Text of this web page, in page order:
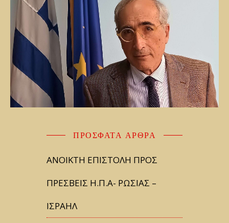
ΠΡΌΣΦΑΤΑ ΆΡΘΡΑ
ΑΝΟΙΚΤΗ ΕΠΙΣΤΟΛΗ ΠΡΟΣ
ΠΡΕΣΒΕΙΣ Η.Π.Α- ΡΩΣΙΑΣ –
ΙΣΡΑΗΛ